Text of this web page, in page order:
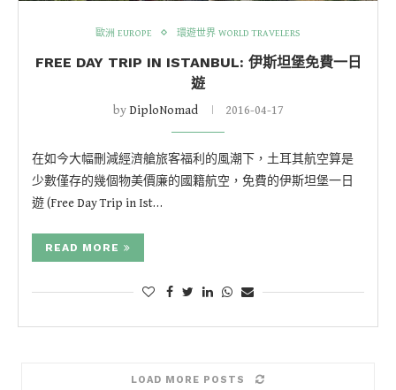
歐洲 EUROPE 環遊世界 WORLD TRAVELERS
FREE DAY TRIP IN ISTANBUL: 伊斯坦堡免費一日
遊
byDiploNomad 2016-04-17
在如今大幅刪減經濟艙旅客福利的風潮下，土耳其航空算是
少數僅存的幾個物美價廉的國籍航空，免費的伊斯坦堡一日
遊 (Free Day Trip in Ist…
READ MORE
LOAD MORE POSTS